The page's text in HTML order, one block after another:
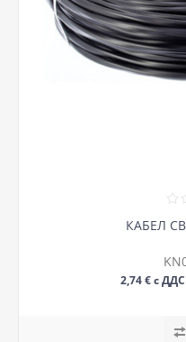
КАБЕЛ
2,74 € с